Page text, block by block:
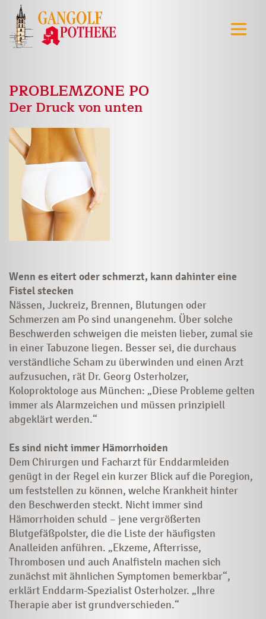
PROBLEMZONE PO
Der Druck von unten
Wenn es eitert oder schmerzt, kann dahinter eine
Fistel stecken
Nässen, Juckreiz, Brennen, Blutungen oder
Schmerzen am Po sind unangenehm. Über solche
Beschwerden schweigen die meisten lieber, zumal sie
in einer Tabuzone liegen. Besser sei, die durchaus
verständliche Scham zu überwinden und einen Arzt
aufzusuchen, rät Dr. Georg Osterholzer,
Koloproktologe aus München: „Diese Probleme gelten
immer als Alarmzeichen und müssen prinzipiell
abgeklärt werden.“
Es sind nicht immer Hämorrhoiden
Dem Chirurgen und Facharzt für Enddarmleiden
genügt in der Regel ein kurzer Blick auf die Poregion,
um feststellen zu können, welche Krankheit hinter
den Beschwerden steckt. Nicht immer sind
Hämorrhoiden schuld – jene vergrößerten
Blutgefäßpolster, die die Liste der häufigsten
Analleiden anführen. „Ekzeme, Afterrisse,
Thrombosen und auch Analfisteln machen sich
zunächst mit ähnlichen Symptomen bemerkbar“,
erklärt Enddarm-Spezialist Osterholzer. „Ihre
Therapie aber ist grundverschieden.“